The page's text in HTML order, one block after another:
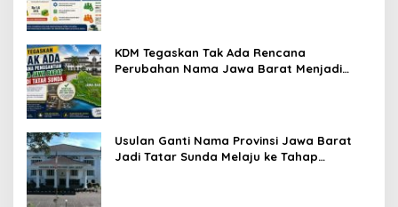
KDM Tegaskan Tak Ada Rencana
Perubahan Nama Jawa Barat Menjadi
Usulan Ganti Nama Provinsi Jawa Barat
Jadi Tatar Sunda Melaju ke Tahap